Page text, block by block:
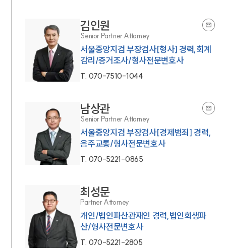
대륜법률상담예약
김인원
Senior Partner Attorney
서울중앙지검 부장검사[형사] 경력,회계
감리/증거조사/형사전문변호사
T. 070-7510-1044
남상관
Senior Partner Attorney
서울중앙지검 부장검사[경제범죄] 경력,
음주교통/형사전문변호사
T. 070-5221-0865
최성문
Partner Attorney
개인/법인파산관재인 경력,법인회생파
산/형사전문변호사
T. 070-5221-2805